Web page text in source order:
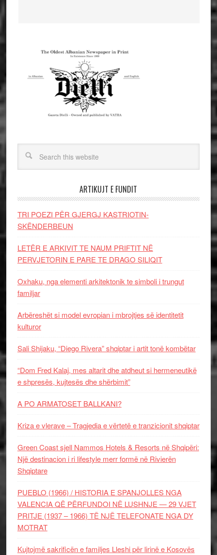
ARTIKUJT E FUNDIT
TRI POEZI PËR GJERGJ KASTRIOTIN-
SKËNDERBEUN
LETËR E ARKIVIT TE NAUM PRIFTIT NË
PERVJETORIN E PARE TE DRAGO SILIQIT
Oxhaku, nga elementi arkitektonik te simboli i trungut
familjar
Arbëreshët si model evropian i mbrojtjes së identitetit
kulturor
Sali Shijaku, “Diego Rivera” shqiptar i artit tonë kombëtar
“Dom Fred Kalaj, mes altarit dhe atdheut si hermeneutikë
e shpresës, kujtesës dhe shërbimit”
A PO ARMATOSET BALLKANI?
Kriza e vlerave – Tragjedia e vërtetë e tranzicionit shqiptar
Green Coast sjell Nammos Hotels & Resorts në Shqipëri:
Një destinacion i ri lifestyle merr formë në Rivierën
Shqiptare
PUEBLO (1966) / HISTORIA E SPANJOLLES NGA
VALENCIA QË PËRFUNDOI NË LUSHNJE — 29 VJET
PRITJE (1937 – 1966) TË NJË TELEFONATE NGA DY
MOTRAT
Kujtojmë sakrificën e familjes Lleshi për lirinë e Kosovës